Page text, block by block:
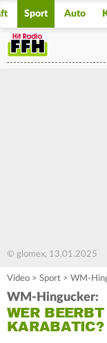
Sport Auto
© glomex, 13.01.2025
Video > Sport > WM-
WM-Hingucker:
WER
KARABATIC?